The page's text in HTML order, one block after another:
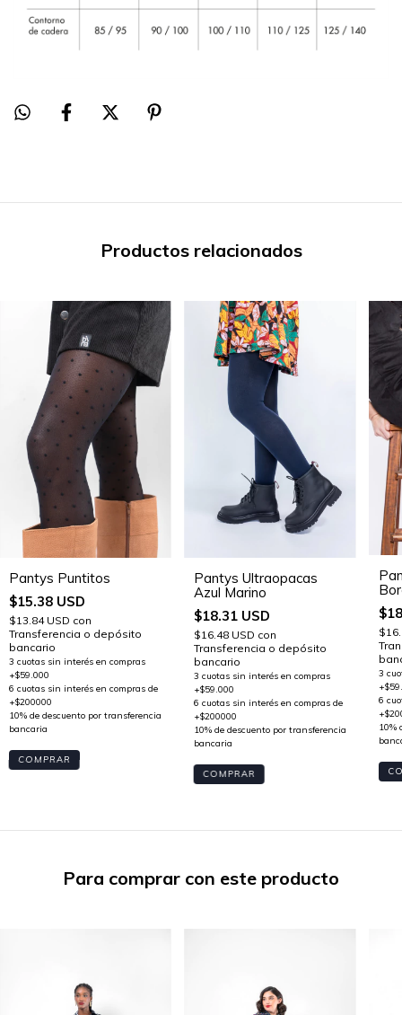
Productos relacionados
Pantys Puntitos
$15.38 USD
$13.84 USD con
Transferencia o depósito
bancario
COMPRAR
Pantys Ultraopacas
Azul Marino
$18.31 USD
$16.48 USD con
Transferencia o depósito
bancario
COMPRAR
Para comprar con este producto